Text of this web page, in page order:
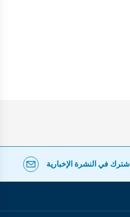
اشترك في النشرة الإخبارية